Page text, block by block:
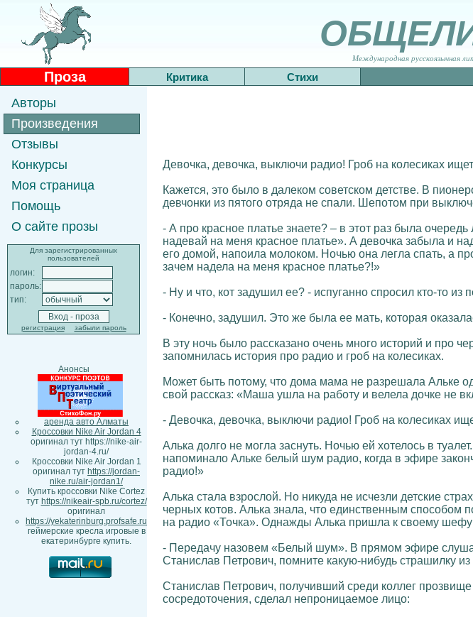
Международная русскоязычная
Проза Критика Стихи
Авторы
Произведения
Отзывы
Конкурсы
Моя страница
Помощь
О сайте прозы
Для зарегистрированных
пользователей
логин:
пароль:
тип:
регистрация забыли пароль
Анонсы
аренда авто Алматы
Кроссовки Nike Air Jordan 4
оригинал тут https://nike-air-
jordan-4.ru/
Кроссовки Nike Air Jordan 1
оригинал тут https://jordan-
nike.ru/air-jordan1/
Купить кроссовки Nike Cortez
тут https://nikeair-spb.ru/cortez/
оригинал
https://yekaterinburg.profsafe.ru
геймерские кресла игровые в
екатеринбурге купить.
Девочка, девочка, выключи радио! Гроб на колесиках
Кажется, это было в далеком советском детстве. В
девчонки из пятого отряда не спали. Шепотом при
- А про красное платье знаете? – в этот раз была
надевай на меня красное платье». А девочка забыла и
его домой, напоила молоком. Ночью она легла спать, а
зачем надела на меня красное платье?!»
- Ну и что, кот задушил ее? - испуганно спросил кто-то из
- Конечно, задушил. Это же была ее мать, которая
В эту ночь было рассказано очень много историй и про
запомнилась история про радио и гроб на колесиках.
Может быть потому, что дома мама не разрешала Альке
свой рассказ: «Маша ушла на работу и велела дочке не
- Девочка, девочка, выключи радио! Гроб на колесиках
Алька долго не могла заснуть. Ночью ей хотелось в
напоминало Альке белый шум радио, когда в эфире
радио!»
Алька стала взрослой. Но никуда не исчезли детские
черных котов. Алька знала, что единственным способом
на радио «Точка». Однажды Алька пришла к своему
- Передачу назовем «Белый шум». В прямом эфире
Станислав Петрович, помните какую-нибудь страшилку из
Станислав Петрович, получивший среди коллег
сосредоточения, сделал непроницаемое лицо: